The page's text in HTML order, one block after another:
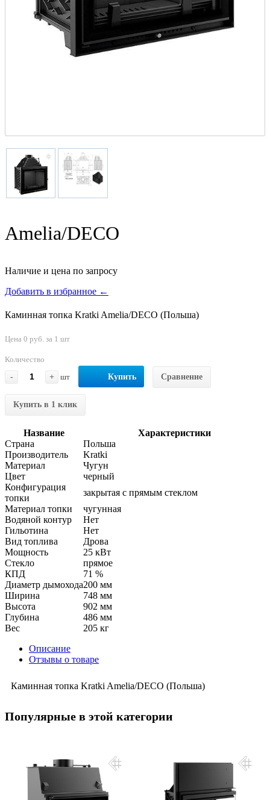
Amelia/DECO
Наличие и цена по запросу
Добавить в избранное ←
Каминная топка Kratki Amelia/DECO (Польша)
Цена 0 руб. за 1 шт
Количество
-
+ шт Купить Сравнение
Купить в 1 клик
Название
Характеристики
Страна
Польша
Производитель
Kratki
Материал
Чугун
Цвет
черный
Конфигурация
топки
закрытая с прямым стеклом
Материал топки
чугунная
Водяной контур
Нет
Гильотина
Нет
Вид топлива
Дрова
Мощность
25 кВт
Стекло
прямое
КПД
71 %
Диаметр дымохода200 мм
Ширина
748 мм
Высота
902 мм
Глубина
486 мм
Вес
205 кг
Описание
Отзывы о товаре
Каминная топка Kratki Amelia/DECO (Польша)
Популярные в этой категории